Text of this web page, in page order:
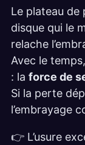
Le plateau de
disque qui le
relache
Avec le
: la force de
Si la perte
l’embrayage
👉 L’usure